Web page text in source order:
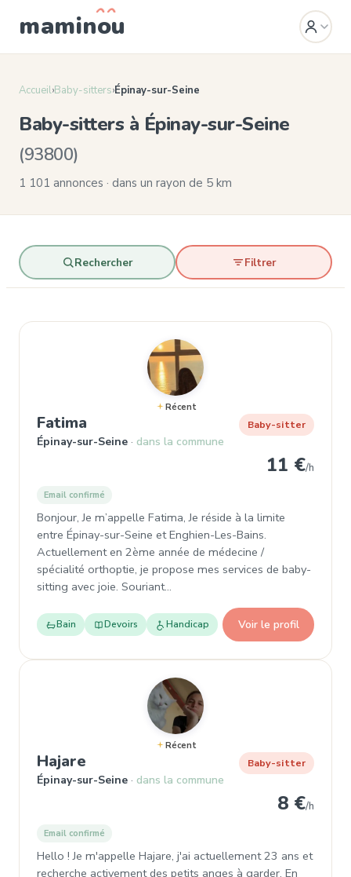
maminou
Accueil›Baby-sitters›Épinay-sur-Seine
Baby-sitters à Épinay-sur-Seine
(93800)
1 101 annonces · dans un rayon de 5 km
Rechercher Filtrer
Récent
Fatima , Baby-sitter à Épinay-sur-Seine
Épinay-sur-Seine dans la commune
Baby-sitter
11 €/h
Email confirmé
Bonjour, Je m’appelle Fatima, Je réside à la limite
entre Épinay-sur-Seine et Enghien-Les-Bains.
Actuellement en 2ème année de médecine /
spécialité orthoptie, je propose mes services de baby-
sitting avec joie. Souriant…
Bain Devoirs Handicap Voir le profil
Récent
Hajare , Baby-sitter à Épinay-sur-Seine
Épinay-sur-Seine dans la commune
Baby-sitter
8 €/h
Email confirmé
Hello ! Je m'appelle Hajare, j'ai actuellement 23 ans et
recherche activement des petits anges à garder. En